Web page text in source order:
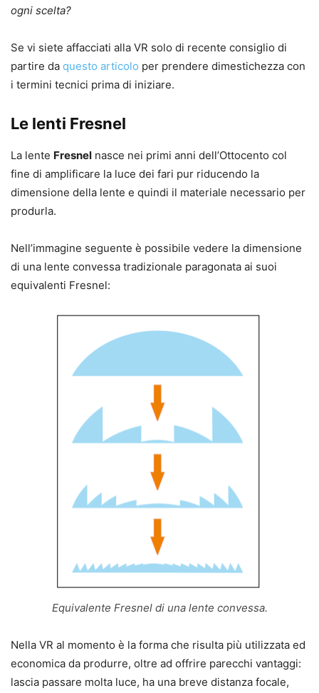
ogni scelta?
Se vi siete affacciati alla VR solo di recente consiglio di
partire da questo articolo per prendere dimestichezza con
i termini tecnici prima di iniziare.
Le lenti Fresnel
La lente Fresnel nasce nei primi anni dell’Ottocento col
fine di amplificare la luce dei fari pur riducendo la
dimensione della lente e quindi il materiale necessario per
produrla.
Nell’immagine seguente è possibile vedere la dimensione
di una lente convessa tradizionale paragonata ai suoi
equivalenti Fresnel:
Equivalente Fresnel di una lente convessa.
Nella VR al momento è la forma che risulta più utilizzata ed
economica da produrre, oltre ad offrire parecchi vantaggi:
lascia passare molta luce, ha una breve distanza focale,